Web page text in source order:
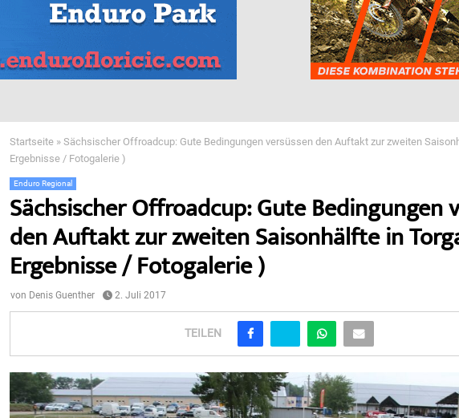
Startseite »Sächsischer Offroadcup: Gute Bedingungen versüssen den Auftakt zur zweiten
Ergebnisse / Fotogalerie )
Enduro Regional
Sächsischer Offroadcup: Gute Bedingungen
den Auftakt zur zweiten Saisonhälfte in
Ergebnisse / Fotogalerie )
von Denis Guenther 2. Juli 2017
TEILEN